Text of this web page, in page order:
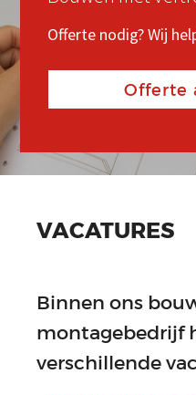
Offerte nodig? Wij
Offerte
Offerte nodig? Wij
Offerte
Offerte nodig? Wij
Offerte
VACATURES
Binnen ons
montagebedrijf
verschillende